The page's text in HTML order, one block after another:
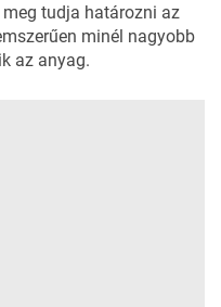
tudja határozni az
minél nagyobb
az anyag.